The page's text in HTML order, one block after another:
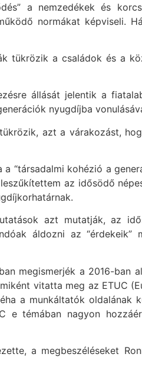
a nemzedékek és
normákat képviseli.
tükrözik a családok és a
állását jelentik a
nyugdíjba
azt a várakozást,
“társadalmi kohézió a
az idősödő
azt mutatják, az
áldozni az “érdekeik”
megismerjék a 2016-ban
vitatta meg az ETUC
a munkáltatók oldalának
e témában nagyon
a megbeszéléseket